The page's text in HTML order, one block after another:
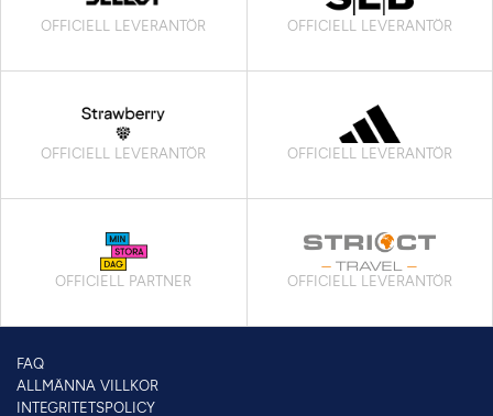
OFFICIELL LEVERANTÖR OFFICIELL LEVERANTÖR
OFFICIELL LEVERANTÖR OFFICIELL LEVERANTÖR
OFFICIELL PARTNER OFFICIELL LEVERANTÖR
FAQ
ALLMÄNNA VILLKOR
INTEGRITETSPOLICY